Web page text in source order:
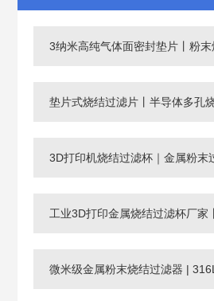
3纳米高纯气体面密封垫片丨粉末
垫片式烧结过滤片丨半导体多孔
3D打印机烧结过滤杯｜金属粉末
工业3D打印金属烧结过滤杯厂家
微米级金属粉末烧结过滤器 |